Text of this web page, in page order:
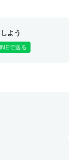
よう
で送る